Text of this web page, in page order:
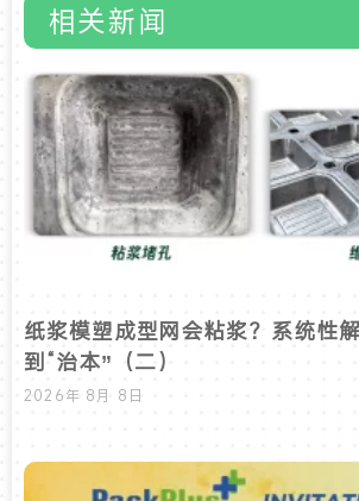
相关新闻
纸浆模塑成型网会粘浆？系统性
到“治本”（二）
2026年 8月 8日